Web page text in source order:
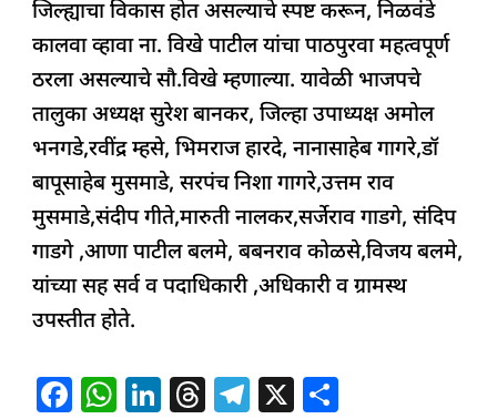
जिल्ह्याचा विकास होत असल्याचे स्पष्ट करून, निळवंडे
कालवा व्हावा ना. विखे पाटील यांचा पाठपुरवा महत्वपूर्ण
ठरला असल्याचे सौ.विखे म्हणाल्या. यावेळी भाजपचे
तालुका अध्यक्ष सुरेश बानकर, जिल्हा उपाध्यक्ष अमोल
भनगडे,रवींद्र म्हसे, भिमराज हारदे, नानासाहेब गागरे,डॉ
बापूसाहेब मुसमाडे, सरपंच निशा गागरे,उत्तम राव
मुसमाडे,संदीप गीते,मारुती नालकर,सर्जेराव गाडगे, संदिप
गाडगे ,आणा पाटील बलमे, बबनराव कोळसे,विजय बलमे,
यांच्या सह सर्व व पदाधिकारी ,अधिकारी व ग्रामस्थ
उपस्तीत होते.
F W Li T T X